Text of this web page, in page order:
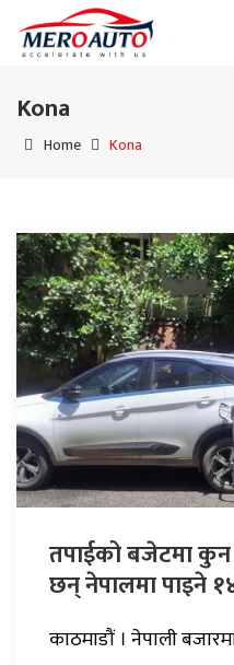
Kona
Home Kona
तपाईको बजेटमा कुन
छन् नेपालमा पाइने
काठमाडौं । नेपाली बजारमा